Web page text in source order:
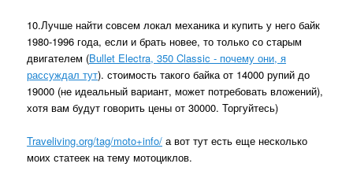
10.Лучше найти совсем локал механика и купить у него байк
1980-1996 года, если и брать новее, то только со старым
двигателем (Bullet Electra, 350 Classic - почему они, я
рассуждал тут). стоимость такого байка от 14000 рупий до
19000 (не идеальный вариант, может потребовать вложений),
хотя вам будут говорить цены от 30000. Торгуйтесь)
Traveliving.org/tag/moto+info/ а вот тут есть еще несколько
моих статеек на тему мотоциклов.